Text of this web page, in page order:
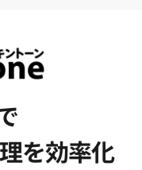
を効率化